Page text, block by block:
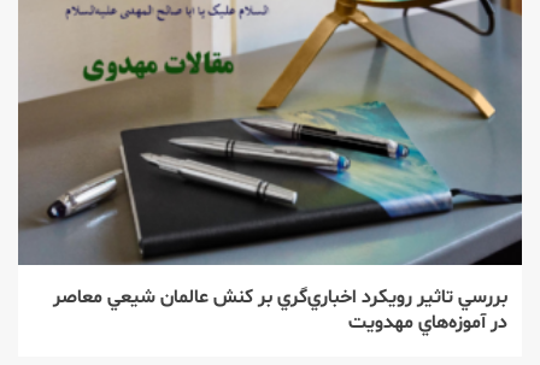
بررسي تاثير رويكرد اخباري‌‌گري بر كنش عالمان شيعي معاصر
در آموزه‌هاي مهدويت